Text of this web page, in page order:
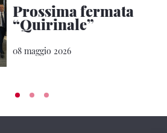
Prossima fermata
“Quirinale”
08 maggio 2026